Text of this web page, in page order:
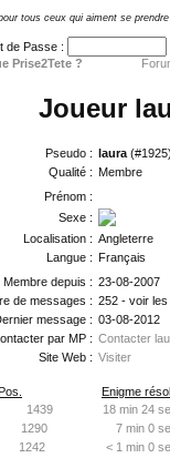
tous ceux qui aiment se
de Passe :
Prise2Tete ?
Joueur
Pseudo : laura
Qualité : Membre
Prénom :
Sexe :
Localisation : Angleterre
Langue : Français
Membre depuis : 23-08-2007
de messages : 252 - voir les
message : 03-08-2012
par MP : Contacter
Site Web : Visiter
Pos.
Enigme
1439
18 min 24
1290
7 min 0
1242
< 1 min 0